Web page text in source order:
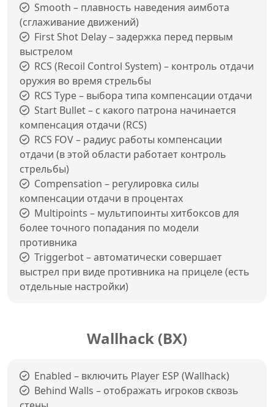
Smooth – плавность наведения аимбота
(сглаживание движений)
First Shot Delay – задержка перед первым
выстрелом
RCS (Recoil Control System) – контроль отдачи
оружия во время стрельбы
RCS Type – выбора типа компенсации отдачи
Start Bullet – с какого патрона начинается
компенсация отдачи (RCS)
RCS FOV – радиус работы компенсации
отдачи (в этой области работает контроль
стрельбы)
Compensation – регулировка силы
компенсации отдачи в процентах
Multipoints – мультипоинты хитбоксов для
более точного попадания по модели
противника
Triggerbot – автоматически совершает
выстрел при виде противника на прицеле (есть
отдельные настройки)
Wallhack (ВХ)
Enabled – включить Player ESP (Wallhack)
Behind Walls – отображать игроков сквозь